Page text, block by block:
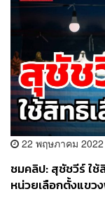
22 พฤษภาคม 2022
ชมคลิป: สุชัชวีร์ ใ
หน่วยเลือกตั้งแขว